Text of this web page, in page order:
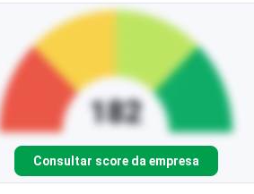
Consultar score da empresa